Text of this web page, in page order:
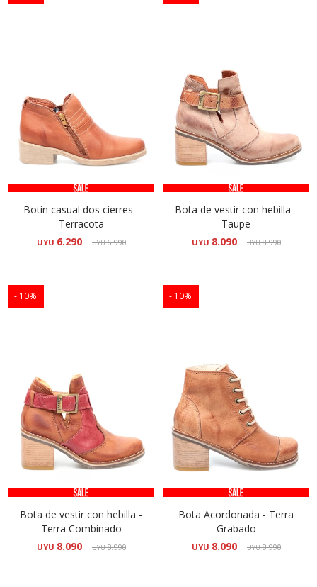
Botin casual dos cierres -
Terracota
UYU 6.290 UYU6.990
Bota de vestir con hebilla -
Taupe
UYU 8.090 UYU8.990
10
Bota de vestir con hebilla -
Terra Combinado
UYU 8.090 UYU8.990
10
Bota Acordonada - Terra
Grabado
UYU 8.090 UYU8.990